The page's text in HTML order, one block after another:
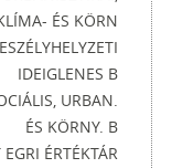
ÉS KÖRN
IDEIGLENES B
URBAN.
ÉS KÖRNY. B
ÉRTÉKTÁR